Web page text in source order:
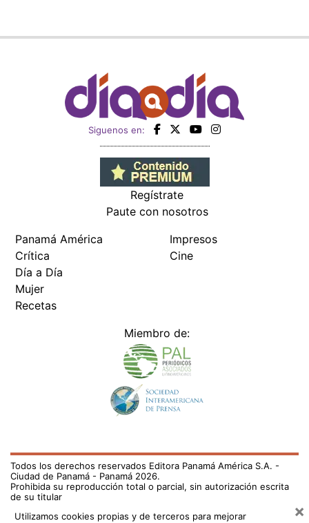
Siguenos en:
Regístrate
Paute con nosotros
Panamá América
Crítica
Día a Día
Mujer
Recetas
Impresos
Cine
Miembro de:
Todos los derechos reservados Editora Panamá América S.A. -
Ciudad de Panamá - Panamá 2026.
Prohibida su reproducción total o parcial, sin autorización escrita
de su titular
Utilizamos cookies propias y de terceros para mejorar
×